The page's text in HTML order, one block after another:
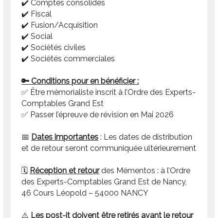
✔️ Comptes consolidés
✔️ Fiscal
✔️ Fusion/Acquisition
✔️ Social
✔️ Sociétés civiles
✔️ Sociétés commerciales
🔑 Conditions pour en bénéficier :
✅ Être mémorialiste inscrit à l’Ordre des Experts-
Comptables Grand Est
✅ Passer l’épreuve de révision en Mai 2026
📅 Dates importantes : Les dates de distribution
et de retour seront communiquée ultérieurement
🗓️ Réception et retourdes Mémentos : à l’Ordre
des Experts-Comptables Grand Est de Nancy,
46 Cours Léopold – 54000 NANCY
⚠️ Les post-it doivent être retirés avant le retour